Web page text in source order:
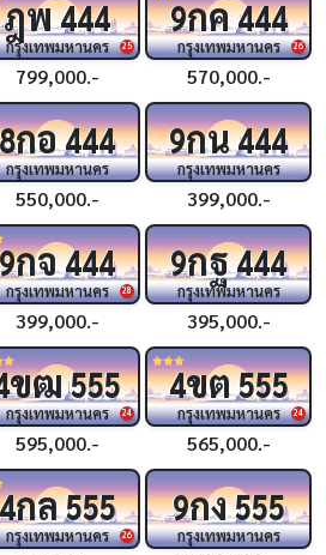
25
ฎพ444
กรุงเทพมหานคร
799,000.-
26
9กค444
กรุงเทพมหานคร
570,000.-
8กอ444
กรุงเทพมหานคร
550,000.-
9กน444
กรุงเทพมหานคร
399,000.-
28
9กจ444
กรุงเทพมหานคร
399,000.-
9กฐ444
กรุงเทพมหานคร
395,000.-
24
ขฒ555
กรุงเทพมหานคร
595,000.-
24
4ขต555
กรุงเทพมหานคร
565,000.-
26
กล555
กรุงเทพมหานคร
9กง555
กรุงเทพมหานคร